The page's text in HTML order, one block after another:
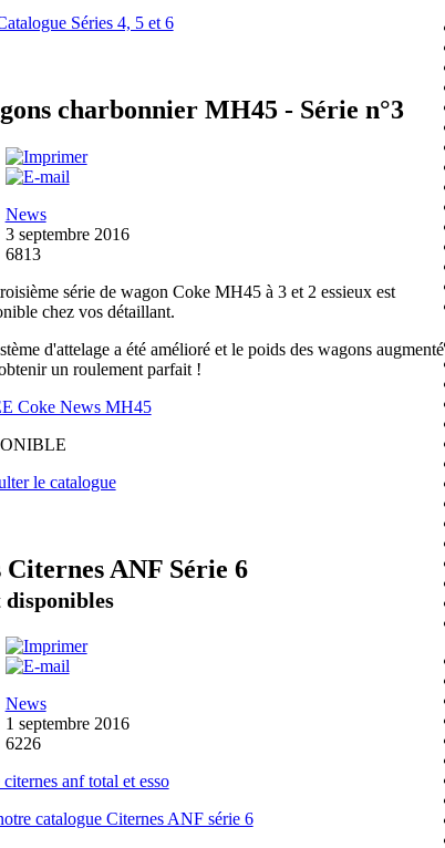
Séries 4, 5 et 6
charbonnier MH45 - Série n°3
News
3 septembre 2016
6813
série de wagon Coke MH45 à 3 et 2 essieux est
chez vos détaillant.
d'attelage a été amélioré et le poids des wagons augmenté
un roulement parfait !
le catalogue
Citernes ANF Série 6
disponibles
News
1 septembre 2016
6226
catalogue Citernes ANF série 6